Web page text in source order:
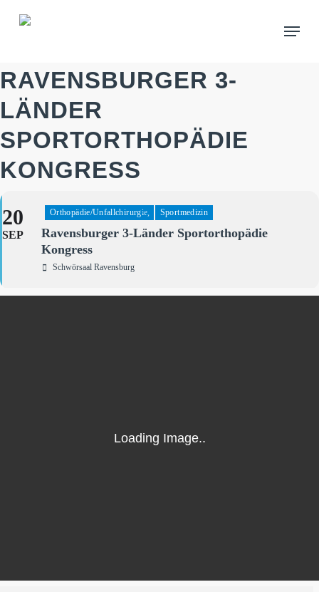
content
Menu
RAVENSBURGER 3-
LÄNDER
SPORTORTHOPÄDIE
KONGRESS
20
SEP
Orthopädie/Unfallchirurgie, Sportmedizin
Ravensburger 3-Länder Sportorthopädie
Kongress
Schwörsaal Ravensburg